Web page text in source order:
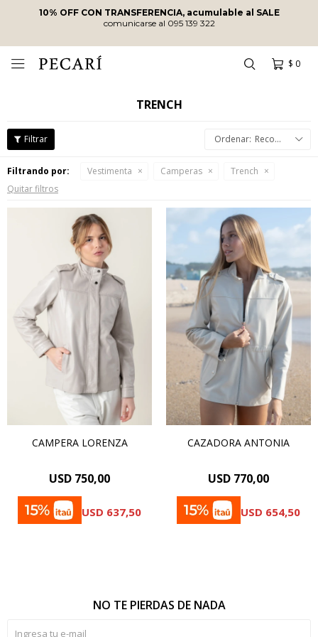
10% OFF CON TRANSFERENCIA, acumulable al SALE
comunicarse al 095 139 322
$ 0

TRENCH
Recomendados
Filtrando por: Vestimenta Camperas
Trench
Quitar filtros
CAMPERA LORENZA
USD 750,00
USD 637,50
CAZADORA ANTONIA
USD 770,00
USD 654,50
NO TE PIERDAS DE NADA